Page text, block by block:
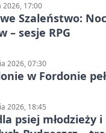
2026, 17:00
Szaleństwo:
– sesje RPG
2026, 07:30
w Fordonie
2026, 18:45
psiej młodzieży i